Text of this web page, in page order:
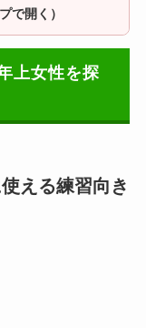
で開く）
上女性を探
える練習向き